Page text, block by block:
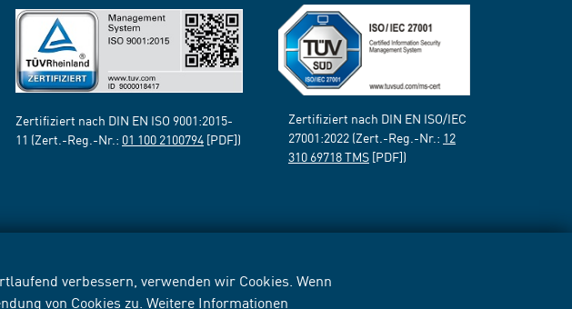
verbessern, verwenden wir Cookies. Wenn
von Cookies zu. Weitere Informationen
Zertifiziert nach DIN EN ISO 9001:2015-
11 (Zert.-Reg.-Nr.: 01 100 2100794 [PDF])
Zertifiziert nach DIN EN ISO/IEC
27001:2022 (Zert.-Reg.-Nr.: 12
310 69718 TMS [PDF])